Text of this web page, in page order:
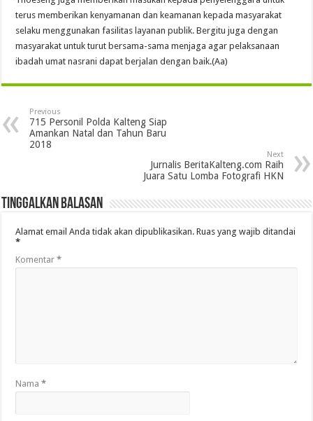
terus memberikan kenyamanan dan keamanan kepada masyarakat
selaku menggunakan fasilitas layanan publik. Bergitu juga dengan
masyarakat untuk turut bersama-sama menjaga agar pelaksanaan
ibadah umat nasrani dapat berjalan dengan baik.(Aa)
Previous
715 Personil Polda Kalteng Siap
Amankan Natal dan Tahun Baru
2018
Next
Jurnalis BeritaKalteng.com Raih
Juara Satu Lomba Fotografi HKN
Tinggalkan Balasan
Alamat email Anda tidak akan dipublikasikan. Ruas yang wajib ditandai
*
Komentar*
Nama*